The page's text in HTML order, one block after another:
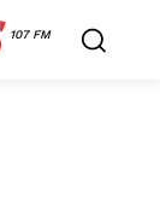
107 FM